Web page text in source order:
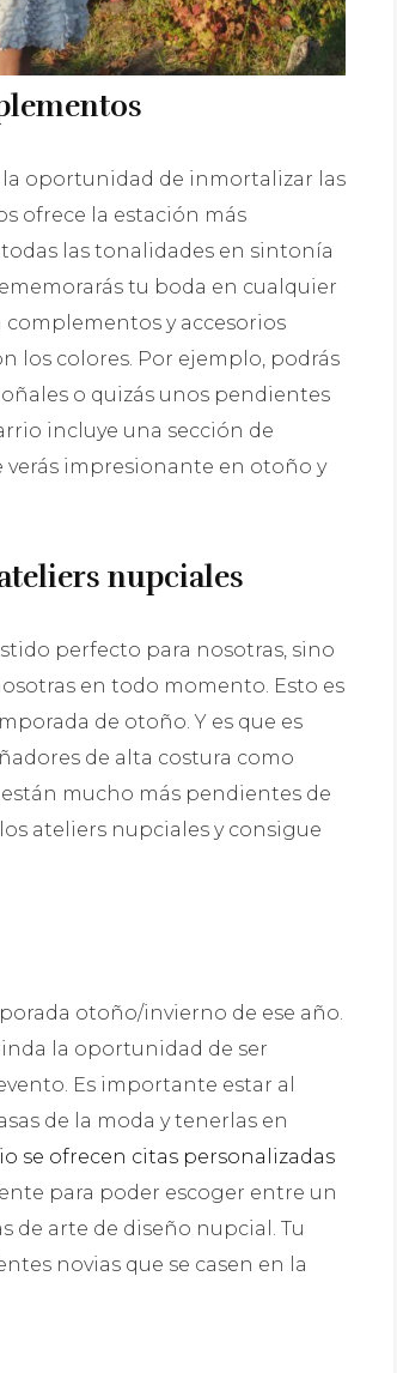
oportunidad de inmortalizar las
ofrece la estación más
las tonalidades en sintonía
tu boda en cualquier
y accesorios
los colores. Por ejemplo, podrás
o quizás unos pendientes
incluye una sección de
verás impresionante en otoño y
nupciales
perfecto para nosotras, sino
en todo momento. Esto es
de otoño. Y es que es
de alta costura como
mucho más pendientes de
ateliers nupciales y consigue
otoño/invierno de ese año.
la oportunidad de ser
Es importante estar al
de la moda y tenerlas en
se ofrecen citas personalizadas
para poder escoger entre un
de arte de diseño nupcial. Tu
novias que se casen en la